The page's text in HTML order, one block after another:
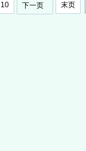
10 下一页 末页